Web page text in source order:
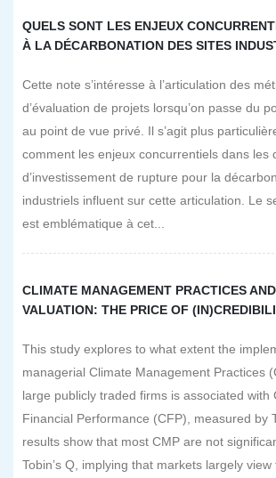
QUELS SONT LES ENJEUX
À LA DÉCARBONATION DES SITES
Cette note s’intéresse à l’articulation des
d’évaluation de projets lorsqu’on passe du
au point de vue privé. Il s’agit plus
comment les enjeux concurrentiels dans les
d’investissement de rupture pour la
industriels influent sur cette articulation. Le
est emblématique à cet...
CLIMATE MANAGEMENT PRACTICES
VALUATION: THE PRICE OF
This study explores to what extent the
managerial Climate Management Practices
large publicly traded firms is associated with
Financial Performance (CFP), measured by
results show that most CMP are not
Tobin’s Q, implying that markets largely